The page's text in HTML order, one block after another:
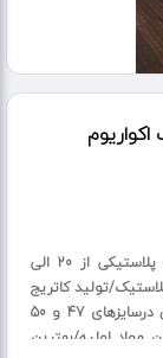
خدمات تزریق پلاستیک(اجرتی)تولید قطعات وظروف پلاستیکی از 20 الی
تولید کاتریج
چسب اکواریوم سه تکه /کاتریج همراه نازل و پیستون درسایزهای 47 و 50
مواد اولیه/بهترین